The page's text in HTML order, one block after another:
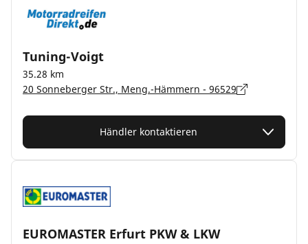
Tuning-Voigt
35.28 km
20 Sonneberger Str., Meng.-Hämmern - 96529
Händler kontaktieren
EUROMASTER Erfurt PKW & LKW